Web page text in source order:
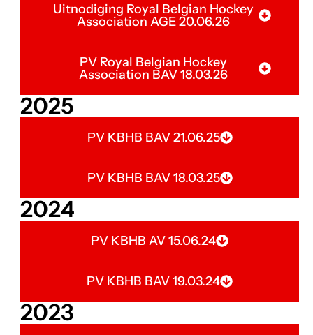
Uitnodiging Royal Belgian Hockey
Association AGE 20.06.26
PV Royal Belgian Hockey
Association BAV 18.03.26
2025
PV KBHB BAV 21.06.25
PV KBHB BAV 18.03.25
2024
PV KBHB AV 15.06.24
PV KBHB BAV 19.03.24
2023